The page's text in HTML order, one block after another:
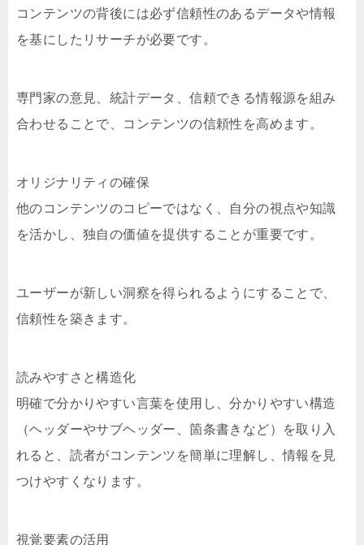
コンテンツの背後には必ず信頼性のあるデータや情報
を基にしたリサーチが必要です。
専門家の意見、統計データ、信頼できる情報源を組み
合わせることで、コンテンツの信頼性を高めます。
オリジナリティの確保
他のコンテンツのコピーではなく、自分の視点や知識
を活かし、独自の価値を提供することが重要です。
ユーザーが新しい洞察を得られるようにすることで、
信頼性を築きます。
読みやすさと構造化
明確で分かりやすい言葉を使用し、分かりやすい構造
（ヘッダーやサブヘッダー、箇条書きなど）を取り入
れると、読者がコンテンツを簡単に理解し、情報を見
つけやすくなります。
視覚要素の活用